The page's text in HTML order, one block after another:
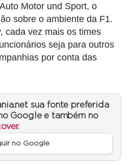
Motor und Sport, o
sobre o ambiente da F1.
cada vez mais os times
seja para outros
por conta das
sua fonte preferida
Google e também no
.
no Google